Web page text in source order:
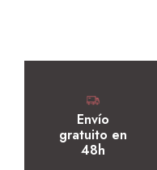
Envío
gratuito en
48h